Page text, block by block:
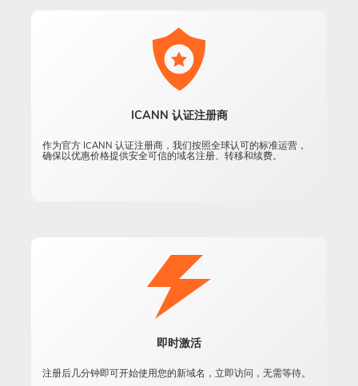
ICANN 认证注册商
作为官方 ICANN 认证注册商，我们按照全球认可的标准运营，
确保以优惠价格提供安全可信的域名注册、转移和续费。
即时激活
注册后几分钟即可开始使用您的新域名，立即访问，无需等待。